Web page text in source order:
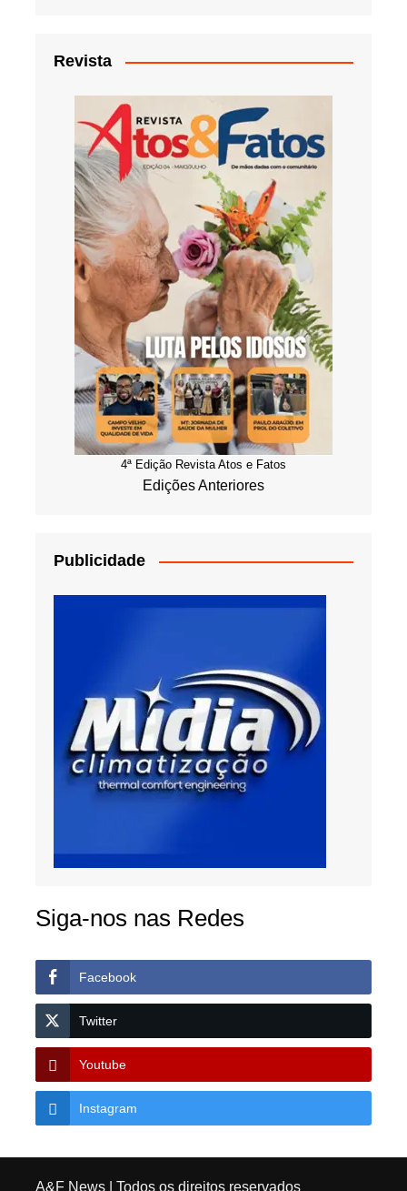
Revista
4ª Edição Revista Atos e Fatos
Edições Anteriores
Publicidade
Siga-nos nas Redes
Facebook
Twitter
Youtube
Instagram
A&F News| Todos os direitos reservados